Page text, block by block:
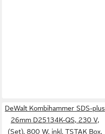
DeWalt Kombihammer SDS-plus
26mm D25134K-QS, 230 V,
(Set), 800 W, inkl. TSTAK Box,